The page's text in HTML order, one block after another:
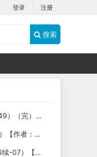
登录 注册
搜索
【小白兔的进化史】（201-249）（完）作者：肥肥的小草
【长腿校花的呻吟】（01-04）【作者：chendebei】
【丝袜教师妈妈黄美玲】（06续-07）【作者：5526400a】